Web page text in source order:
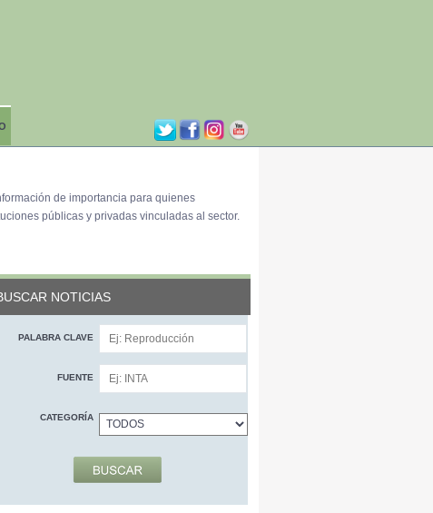
de importancia para quienes
públicas y privadas vinculadas al sector.
NOTICIAS
PALABRA CLAVE
FUENTE
CATEGORÍA